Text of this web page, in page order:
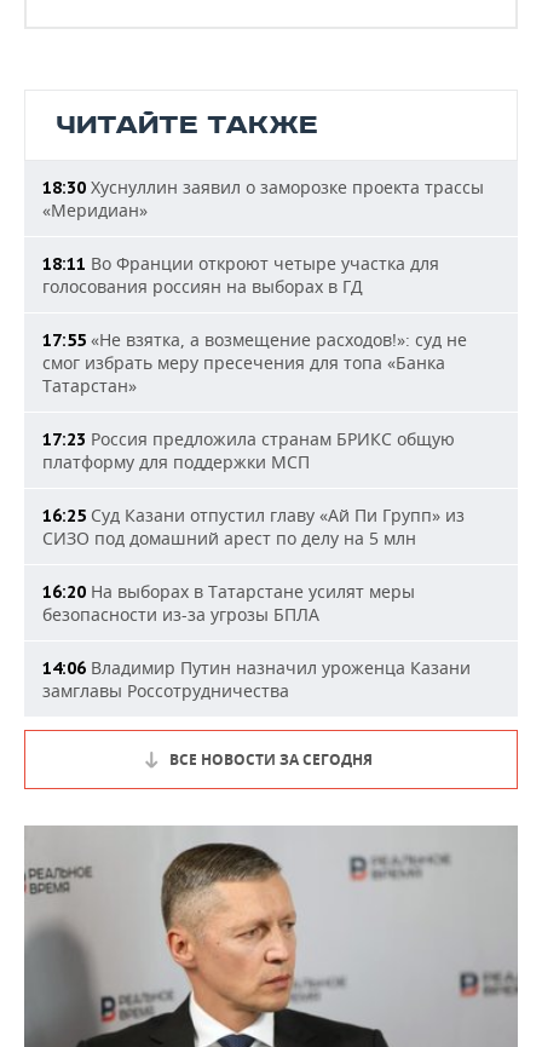
ЧИТАЙТЕ ТАКЖЕ
18:30 Хуснуллин заявил о заморозке проекта трассы
«Меридиан»
18:11 Во Франции откроют четыре участка для
голосования россиян на выборах в ГД
17:55 «Не взятка, а возмещение расходов!»: суд не
смог избрать меру пресечения для топа «Банка
Татарстан»
17:23 Россия предложила странам БРИКС общую
платформу для поддержки МСП
16:25 Суд Казани отпустил главу «Ай Пи Групп» из
СИЗО под домашний арест по делу на 5 млн
16:20 На выборах в Татарстане усилят меры
безопасности из-за угрозы БПЛА
14:06 Владимир Путин назначил уроженца Казани
замглавы Россотрудничества
ВСЕ НОВОСТИ ЗА СЕГОДНЯ